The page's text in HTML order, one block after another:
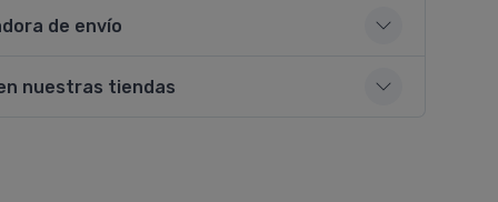
de envío
nuestras tiendas